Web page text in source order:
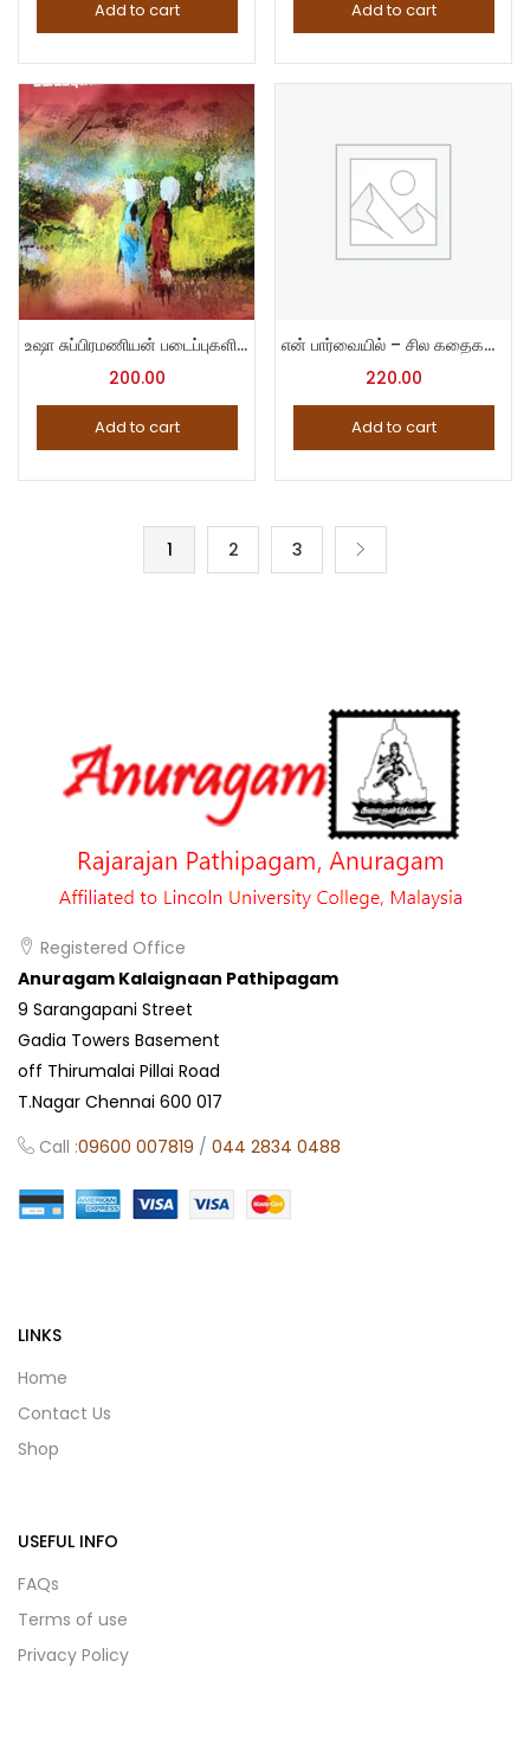
Add to cart Add to cart
உஷா சுப்பிரமணியன் படைப்புகளில் பெண் பிம்பங்கள்
200.00
Add to cart
என் பார்வையில் – சில கதைகளும் சில நாவல்களும்
220.00
Add to cart
1 2 3
Registered Office
Anuragam Kalaignaan Pathipagam
9 Sarangapani Street
Gadia Towers Basement
off Thirumalai Pillai Road
T.Nagar Chennai 600 017
Call :09600 007819 / 044 2834 0488
LINKS
Home
Contact Us
Shop
USEFUL INFO
FAQs
Terms of use
Privacy Policy